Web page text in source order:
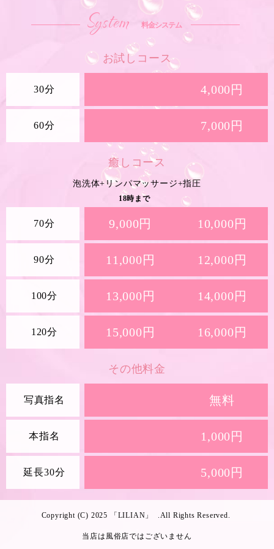
System 料金システム
お試しコース
30分 4,000円
60分 7,000円
癒しコース
泡洗体+リンパマッサージ+指圧
18時まで
70分 9,000円 10,000円
90分 11,000円 12,000円
100分 13,000円 14,000円
120分 15,000円 16,000円
その他料金
写真指名 無料
本指名 1,000円
延長30分 5,000円
Copyright (C) 2025 「LILIAN」 .All Rights Reserved.
当店は風俗店ではございません